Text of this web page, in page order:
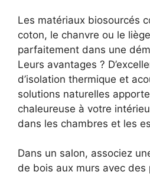
Les matériaux biosourcés
coton, le chanvre ou le
parfaitement dans une
Leurs avantages ?
d’isolation thermique et
solutions naturelles
chaleureuse à votre
dans les chambres et les
Dans un salon, associez
de bois aux murs avec des